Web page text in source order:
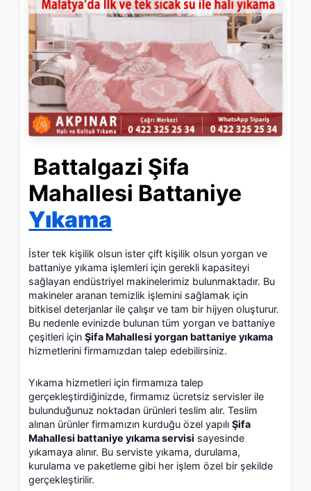
Battalgazi Şifa
Mahallesi Battaniye
Yıkama
İster tek kişilik olsun ister çift kişilik olsun yorgan ve
battaniye yıkama işlemleri için gerekli kapasiteyi
sağlayan endüstriyel makinelerimiz bulunmaktadır. Bu
makineler aranan temizlik işlemini sağlamak için
bitkisel deterjanlar ile çalışır ve tam bir hijyen oluşturur.
Bu nedenle evinizde bulunan tüm yorgan ve battaniye
çeşitleri içinŞifa Mahallesi yorgan battaniye yıkama
hizmetlerini firmamızdan talep edebilirsiniz.
Yıkama hizmetleri için firmamıza talep
gerçekleştirdiğinizde, firmamız ücretsiz servisler ile
bulunduğunuz noktadan ürünleri teslim alır. Teslim
alınan ürünler firmamızın kurduğu özel yapılıŞifa
Mahallesi battaniye yıkama servisi sayesinde
yıkamaya alınır. Bu serviste yıkama, durulama,
kurulama ve paketleme gibi her işlem özel bir şekilde
gerçekleştirilir.